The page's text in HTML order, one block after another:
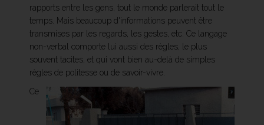
rapports entre les gens, tout le monde parlerait tout le
temps. Mais beaucoup d'informations peuvent être
transmises par les regards, les gestes, etc. Ce langage
non-verbal comporte lui aussi des règles, le plus
souvent tacites, et qui vont bien au-delà de simples
règles de politesse ou de savoir-vivre.
Ce